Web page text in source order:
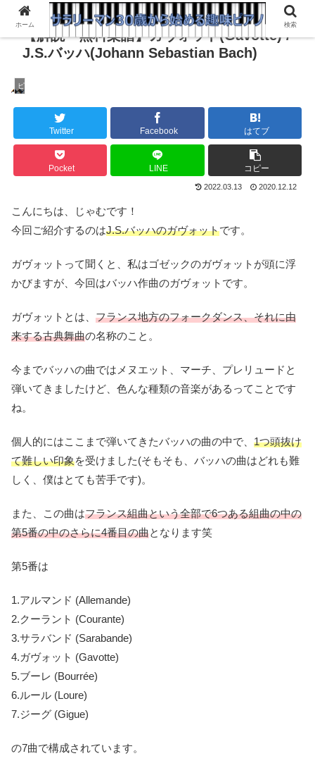
【解説・無料楽譜】ガヴォット(Gavotte) /
J.S.バッハ(Johann Sebastian Bach)
Twitter Facebook はてブ
Pocket LINE コピー
2022.03.13 2020.12.12
こんにちは、じゃむです！
今回ご紹介するのはJ.S.バッハのガヴォットです。
ガヴォットって聞くと、私はゴゼックのガヴォットが頭に浮
かびますが、今回はバッハ作曲のガヴォットです。
ガヴォットとは、 フランス地方のフォークダンス、それに由
来する古典舞曲の名称のこと。
今までバッハの曲ではメヌエット、マーチ、プレリュードと
弾いてきましたけど、色んな種類の音楽があるってことです
ね。
個人的にはここまで弾いてきたバッハの曲の中で、 1つ頭抜け
て難しい印象を受けました(そもそも、バッハの曲はどれも難
しく、僕はとても苦手です)。
また、この曲はフランス組曲という全部で6つある組曲の中の
第5番の中のさらに4番目の曲となります笑
第5番は
1.アルマンド (Allemande)
2.クーラント (Courante)
3.サラバンド (Sarabande)
4.ガヴォット (Gavotte)
5.ブーレ (Bourrée)
6.ルール (Loure)
7.ジーグ (Gigue)
の7曲で構成されています。
ホーム 検索